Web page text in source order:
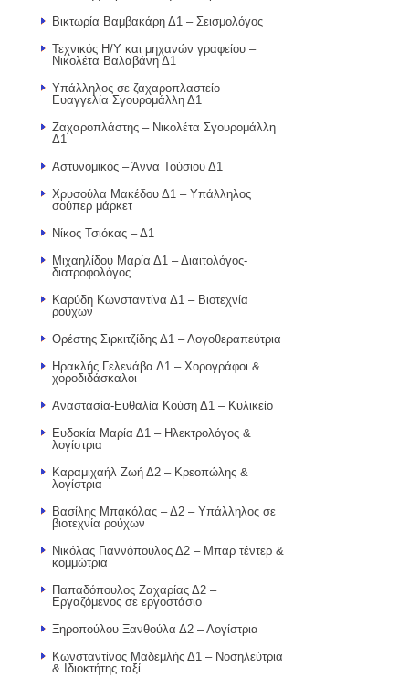
Βικτωρία Βαμβακάρη Δ1 – Σεισμολόγος
Τεχνικός Η/Υ και μηχανών γραφείου –
Νικολέτα Βαλαβάνη Δ1
Υπάλληλος σε ζαχαροπλαστείο –
Ευαγγελία Σγουρομάλλη Δ1
Ζαχαροπλάστης – Νικολέτα Σγουρομάλλη
Δ1
Αστυνομικός – Άννα Τούσιου Δ1
Χρυσούλα Μακέδου Δ1 – Υπάλληλος
σούπερ μάρκετ
Νίκος Τσιόκας – Δ1
Μιχαηλίδου Μαρία Δ1 – Διαιτολόγος-
διατροφολόγος
Καρύδη Κωνσταντίνα Δ1 – Βιοτεχνία
ρούχων
Ορέστης Σιρκιτζίδης Δ1 – Λογοθεραπεύτρια
Ηρακλής Γελενάβα Δ1 – Χορογράφοι &
χοροδιδάσκαλοι
Αναστασία-Ευθαλία Κούση Δ1 – Κυλικείο
Ευδοκία Μαρία Δ1 – Ηλεκτρολόγος &
λογίστρια
Καραμιχαήλ Ζωή Δ2 – Κρεοπώλης &
λογίστρια
Βασίλης Μπακόλας – Δ2 – Υπάλληλος σε
βιοτεχνία ρούχων
Νικόλας Γιαννόπουλος Δ2 – Μπαρ τέντερ &
κομμώτρια
Παπαδόπουλος Ζαχαρίας Δ2 –
Εργαζόμενος σε εργοστάσιο
Ξηροπούλου Ξανθούλα Δ2 – Λογίστρια
Κωνσταντίνος Μαδεμλής Δ1 – Νοσηλεύτρια
& Ιδιοκτήτης ταξί